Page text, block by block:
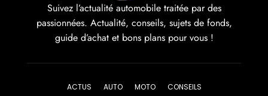
Suivez l’actualité automobile traitée par des
passionnées. Actualité, conseils, sujets de fonds,
guide d’achat et bons plans pour vous !
ACTUS AUTO MOTO CONSEILS